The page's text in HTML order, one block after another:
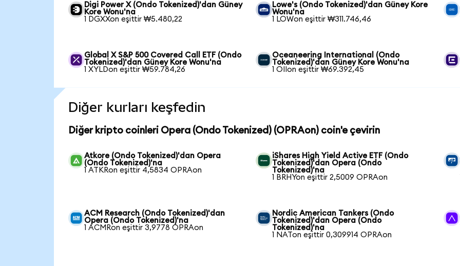
Digi Power X (Ondo Tokenized)'dan Güney
Kore Wonu'na
1 DGXXon eşittir ₩5.480,22
Lowe's (Ondo Tokenized)'dan Güney Kore
Wonu'na
1 LOWon eşittir ₩311.746,46
Global X S&P 500 Covered Call ETF (Ondo
Tokenized)'dan Güney Kore Wonu'na
1 XYLDon eşittir ₩59.784,26
Oceaneering International (Ondo
Tokenized)'dan Güney Kore Wonu'na
1 OIIon eşittir ₩69.392,45
Diğer kurları keşfedin
Diğer kripto coinleri Opera (Ondo Tokenized) (OPRAon) coin'e çevirin
Atkore (Ondo Tokenized)'dan Opera
(Ondo Tokenized)'na
1 ATKRon eşittir 4,5834 OPRAon
iShares High Yield Active ETF (Ondo
Tokenized)'dan Opera (Ondo
Tokenized)'na
1 BRHYon eşittir 2,5009 OPRAon
ACM Research (Ondo Tokenized)'dan
Opera (Ondo Tokenized)'na
1 ACMRon eşittir 3,9778 OPRAon
Nordic American Tankers (Ondo
Tokenized)'dan Opera (Ondo
Tokenized)'na
1 NATon eşittir 0,309914 OPRAon